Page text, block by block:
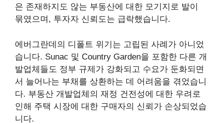
은 존재하지도 않는 부동산에 대한 모기지로 발이
묶였으며, 투자자 신뢰도는 급락했습니다.
에버그란데의 디폴트 위기는 고립된 사례가 아니었
습니다. Sunac 및 Country Garden을 포함한 다른 개
발업체들도 정부 규제가 강화되고 수요가 둔화되면
서 늘어나는 부채를 상환하는 데 어려움을 겪었습니
다. 부동산 개발업체의 재정 건전성에 대한 우려로
인해 주택 시장에 대한 구매자의 신뢰가 손상되었습
니다.